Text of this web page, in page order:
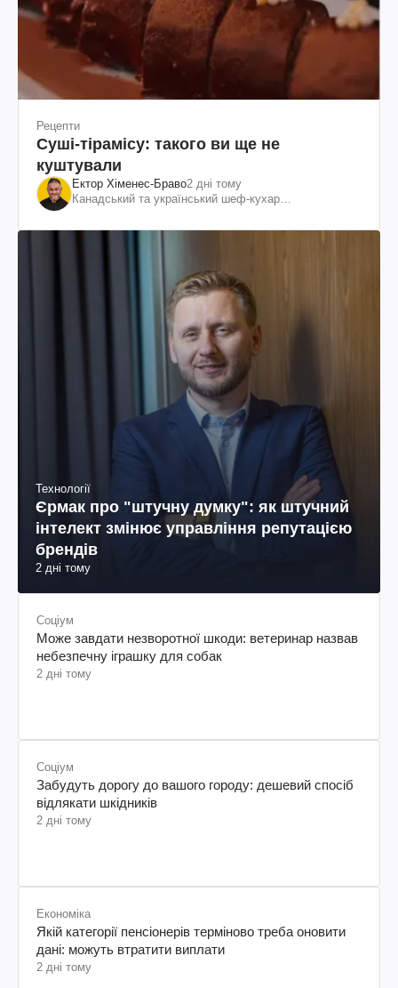
Рецепти
Суші-тірамісу: такого ви ще не
куштували
Ектор Хіменес-Браво2 дні тому
Канадський та український шеф-кухар
Технології
Єрмак про "штучну думку": як штучний
інтелект змінює управління репутацією
брендів
2 дні тому
Соціум
Може завдати незворотної шкоди: ветеринар назвав
небезпечну іграшку для собак
2 дні тому
Соціум
Забудуть дорогу до вашого городу: дешевий спосіб
відлякати шкідників
2 дні тому
Економіка
Якій категорії пенсіонерів терміново треба оновити
дані: можуть втратити виплати
2 дні тому